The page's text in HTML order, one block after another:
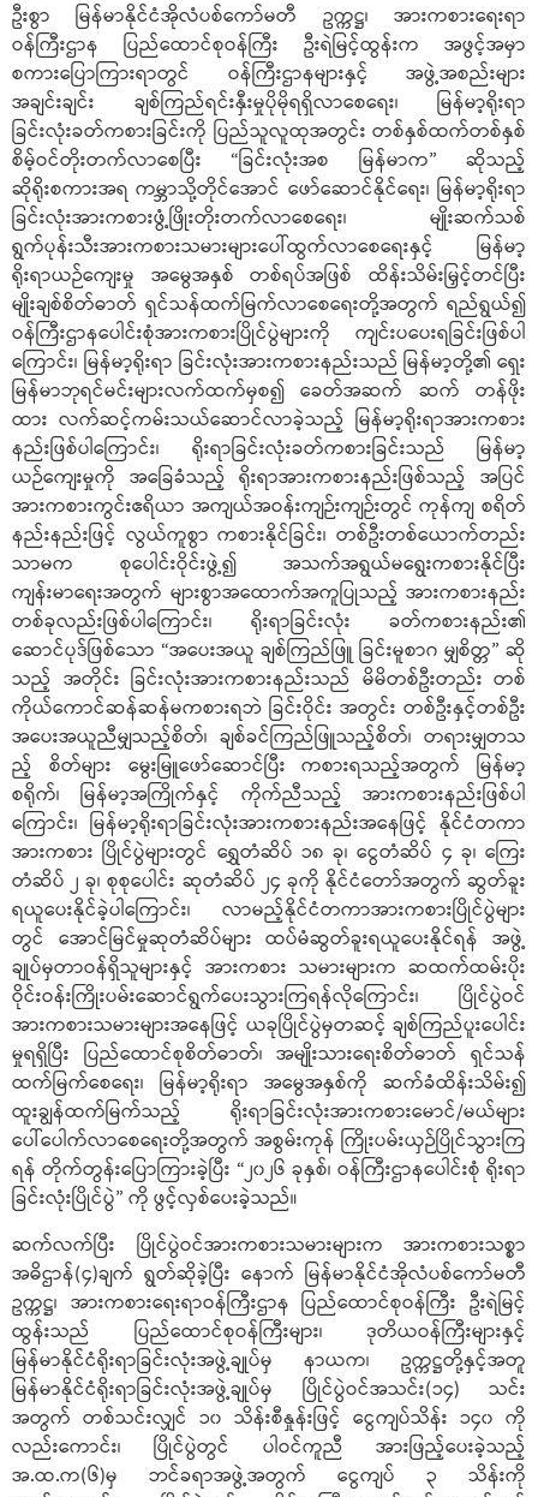
ဦးစွာ မြန်မာနိုင်ငံအိုလံပစ်ကော်မတီ ဥက္ကဋ္ဌ၊ အားကစားရေးရာ
ဝန်ကြီးဌာန ပြည်ထောင်စုဝန်ကြီး ဦးရဲမြင့်ထွန်းက အဖွင့်အမှာ
စကားပြောကြားရာတွင် ဝန်ကြီးဌာနများနှင့် အဖွဲ့အစည်းများ
အချင်းချင်း ချစ်ကြည်ရင်းနှီးမှုပိုမိုရရှိလာစေရေး၊ မြန်မာ့ရိုးရာ
ခြင်းလုံးခတ်ကစားခြင်းကို ပြည်သူလူထုအတွင်း တစ်နှစ်ထက်တစ်နှစ်
စိမ့်ဝင်တိုးတက်လာစေပြီး “ခြင်းလုံးအစ မြန်မာက” ဆိုသည့်
ဆိုရိုးစကားအရ ကမ္ဘာသို့တိုင်အောင် ဖော်ဆောင်နိုင်ရေး၊ မြန်မာ့ရိုးရာ
ခြင်းလုံးအားကစားဖွံ့ဖြိုးတိုးတက်လာစေရေး၊ မျိုးဆက်သစ်
ရွက်ပုန်းသီးအားကစားသမားများပေါ်ထွက်လာစေရေးနှင့် မြန်မာ့
ရိုးရာယဉ်ကျေးမှု အမွေအနှစ် တစ်ရပ်အဖြစ် ထိန်းသိမ်းမြှင့်တင်ပြီး
မျိုးချစ်စိတ်ဓာတ် ရှင်သန်ထက်မြက်လာစေရေးတို့အတွက် ရည်ရွယ်၍
ဝန်ကြီးဌာနပေါင်းစုံအားကစားပြိုင်ပွဲများကို ကျင်းပပေးရခြင်းဖြစ်ပါ
ကြောင်း၊ မြန်မာ့ရိုးရာ ခြင်းလုံးအားကစားနည်းသည် မြန်မာ့တို့၏ ရှေး
မြန်မာဘုရင်မင်းများလက်ထက်မှစ၍ ခေတ်အဆက် ဆက် တန်ဖိုး
ထား လက်ဆင့်ကမ်းသယ်ဆောင်လာခဲ့သည့် မြန်မာ့ရိုးရာအားကစား
နည်းဖြစ်ပါကြောင်း၊ ရိုးရာခြင်းလုံးခတ်ကစားခြင်းသည် မြန်မာ့
ယဉ်ကျေးမှုကို အခြေခံသည့် ရိုးရာအားကစားနည်းဖြစ်သည့် အပြင်
အားကစားကွင်းဧရိယာ အကျယ်အဝန်းကျဉ်းကျဉ်းတွင် ကုန်ကျ စရိတ်
နည်းနည်းဖြင့် လွယ်ကူစွာ ကစားနိုင်ခြင်း၊ တစ်ဦးတစ်ယောက်တည်း
သာမက စုပေါင်းဝိုင်းဖွဲ့၍ အသက်အရွယ်မရွေးကစားနိုင်ပြီး
ကျန်းမာရေးအတွက် များစွာအထောက်အကူပြုသည့် အားကစားနည်း
တစ်ခုလည်းဖြစ်ပါကြောင်း၊ ရိုးရာခြင်းလုံး ခတ်ကစားနည်း၏
ဆောင်ပုဒ်ဖြစ်သော “အပေးအယူ ချစ်ကြည်ဖြူ ခြင်းမူစာဂ မျှစိတ္တ” ဆို
သည့် အတိုင်း ခြင်းလုံးအားကစားနည်းသည် မိမိတစ်ဦးတည်း တစ်
ကိုယ်ကောင်ဆန်ဆန်မကစားရဘဲ ခြင်းဝိုင်း အတွင်း တစ်ဦးနှင့်တစ်ဦး
အပေးအယူညီမျှသည့်စိတ်၊ ချစ်ခင်ကြည်ဖြူသည့်စိတ်၊ တရားမျှတသ
ည့် စိတ်များ မွေးမြူဖော်ဆောင်ပြီး ကစားရသည့်အတွက် မြန်မာ့
စရိုက်၊ မြန်မာ့အကြိုက်နှင့် ကိုက်ညီသည့် အားကစားနည်းဖြစ်ပါ
ကြောင်း၊ မြန်မာ့ရိုးရာခြင်းလုံးအားကစားနည်းအနေဖြင့် နိုင်ငံတကာ
အားကစား ပြိုင်ပွဲများတွင် ရွှေတံဆိပ် ၁၈ ခု၊ ငွေတံဆိပ် ၄ ခု၊ ကြေး
တံဆိပ် ၂ ခု၊ စုစုပေါင်း ဆုတံဆိပ် ၂၄ ခုကို နိုင်ငံတော်အတွက် ဆွတ်ခူး
ရယူပေးနိုင်ခဲ့ပါကြောင်း၊ လာမည့်နိုင်ငံတကာအားကစားပြိုင်ပွဲများ
တွင် အောင်မြင်မှုဆုတံဆိပ်များ ထပ်မံဆွတ်ခူးရယူပေးနိုင်ရန် အဖွဲ့
ချုပ်မှတာဝန်ရှိသူများနှင့် အားကစား သမားများက ဆထက်ထမ်းပိုး
ဝိုင်းဝန်းကြိုးပမ်းဆောင်ရွက်ပေးသွားကြရန်လိုကြောင်း၊ ပြိုင်ပွဲဝင်
အားကစားသမားများအနေဖြင့် ယခုပြိုင်ပွဲမှတဆင့် ချစ်ကြည်ပူးပေါင်း
မှုရရှိပြီး ပြည်ထောင်စုစိတ်ဓာတ်၊ အမျိုးသားရေးစိတ်ဓာတ် ရှင်သန်
ထက်မြက်စေရေး၊ မြန်မာ့ရိုးရာ အမွေအနှစ်ကို ဆက်ခံထိန်းသိမ်း၍
ထူးချွန်ထက်မြက်သည့် ရိုးရာခြင်းလုံးအားကစားမောင်/မယ်များ
ပေါ်ပေါက်လာစေရေးတို့အတွက် အစွမ်းကုန် ကြိုးပမ်းယှဉ်ပြိုင်သွားကြ
ရန် တိုက်တွန်းပြောကြားခဲ့ပြီး “၂၀၂၆ ခုနှစ်၊ ဝန်ကြီးဌာနပေါင်းစုံ ရိုးရာ
ခြင်းလုံးပြိုင်ပွဲ” ကို ဖွင့်လှစ်ပေးခဲ့သည်။
ဆက်လက်ပြီး ပြိုင်ပွဲဝင်အားကစားသမားများက အားကစားသစ္စာ
အဓိဌာန်(၄)ချက် ရွတ်ဆိုခဲ့ပြီး နောက် မြန်မာနိုင်ငံအိုလံပစ်ကော်မတီ
ဥက္ကဋ္ဌ၊ အားကစားရေးရာဝန်ကြီးဌာန ပြည်ထောင်စုဝန်ကြီး ဦးရဲမြင့်
ထွန်းသည် ပြည်ထောင်စုဝန်ကြီးများ၊ ဒုတိယဝန်ကြီးများနှင့်
မြန်မာနိုင်ငံရိုးရာခြင်းလုံးအဖွဲ့ချုပ်မှ နာယက၊ ဥက္ကဋ္ဌတို့နှင့်အတူ
မြန်မာနိုင်ငံရိုးရာခြင်းလုံးအဖွဲ့ချုပ်မှ ပြိုင်ပွဲဝင်အသင်း(၁၄) သင်း
အတွက် တစ်သင်းလျှင် ၁၀ သိန်းစီနှုန်းဖြင့် ငွေကျပ်သိန်း ၁၄၀ ကို
လည်းကောင်း၊ ပြိုင်ပွဲတွင် ပါဝင်ကူညီ အားဖြည့်ပေးခဲ့သည့်
အ.ထ.က(၆)မှ ဘင်ခရာအဖွဲ့အတွက် ငွေကျပ် ၃ သိန်းကို